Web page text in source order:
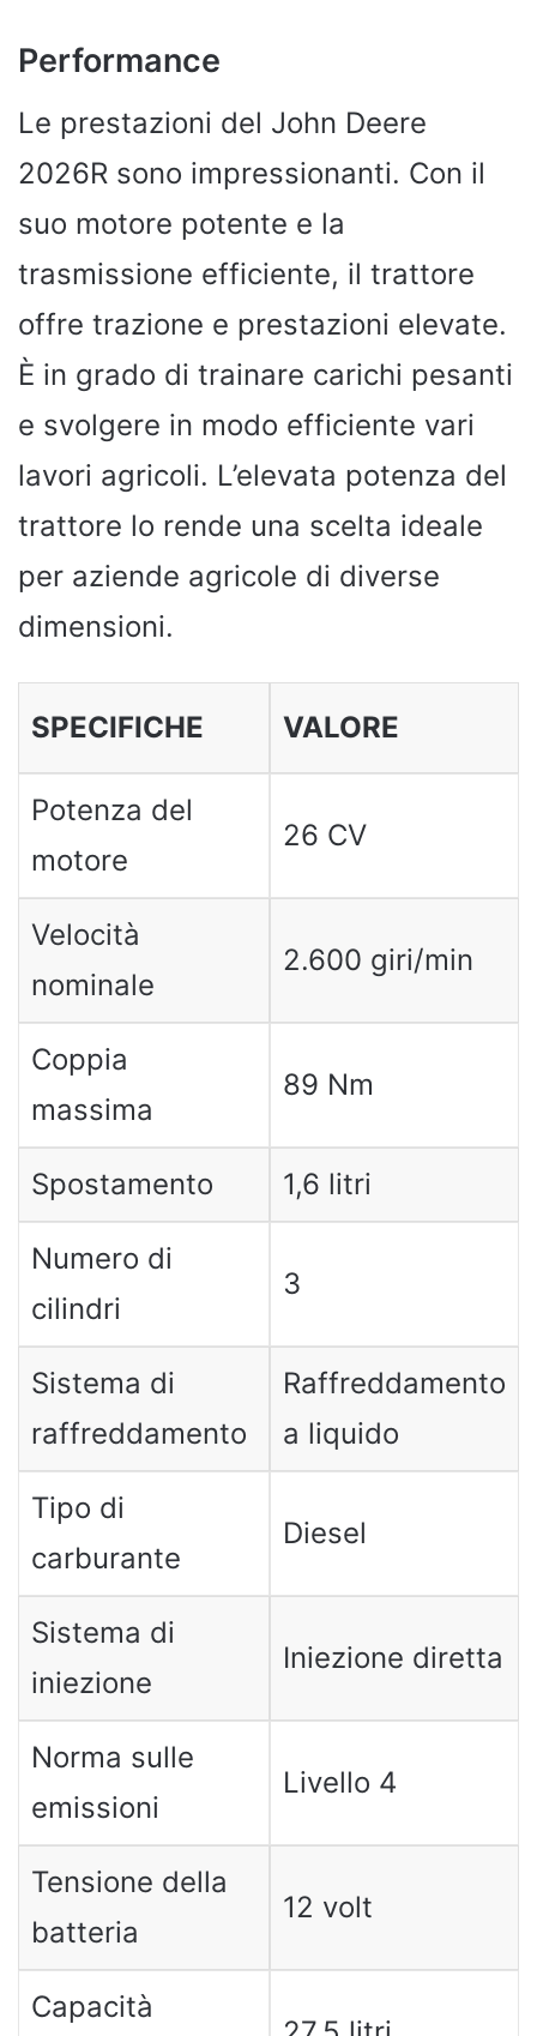
Performance
Le prestazioni del John Deere
2026R sono impressionanti. Con il
suo motore potente e la
trasmissione efficiente, il trattore
offre trazione e prestazioni elevate.
È in grado di trainare carichi pesanti
e svolgere in modo efficiente vari
lavori agricoli. L’elevata potenza del
trattore lo rende una scelta ideale
per aziende agricole di diverse
dimensioni.
SPECIFICHE VALORE
Potenza del
motore
26 CV
Velocità
nominale
2.600 giri/min
Coppia
massima
89 Nm
Spostamento 1,6 litri
Numero di
cilindri
3
Sistema di
raffreddamento
Raffreddamento
a liquido
Tipo di
carburante
Diesel
Sistema di
iniezione
Iniezione diretta
Norma sulle
emissioni
Livello 4
Tensione della
batteria
12 volt
Capacità